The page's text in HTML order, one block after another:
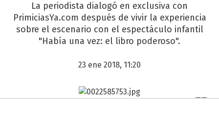
La periodista dialogó en exclusiva con
PrimiciasYa.com después de vivir la experiencia
sobre el escenario con el espectáculo infantil
"Había una vez: el libro poderoso".
23 ene 2018, 11:20